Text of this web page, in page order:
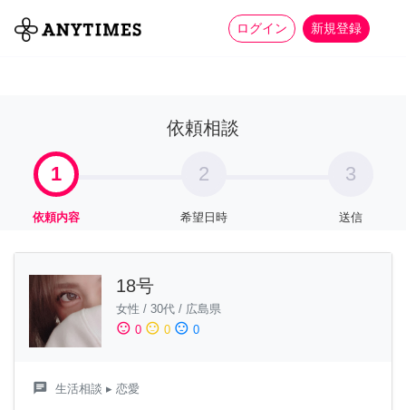
ログイン 新規登録
全て 家事 more_horiz
依頼相談
1
依頼内容
2
希望日時
3
送信
18号
女性 / 30代 / 広島県
sentiment_satisfied 0 sentiment_neutral 0 sentiment_dissatisfied 0
chat 生活相談 ▸ 恋愛